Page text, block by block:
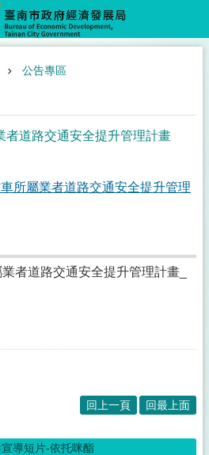
公告專區
者道路交通安全提升管理計畫
所屬業者道路交通安全提升管理
者道路交通安全提升管理計畫_
回上一頁 回最上面
宣導短片-依托咪酯